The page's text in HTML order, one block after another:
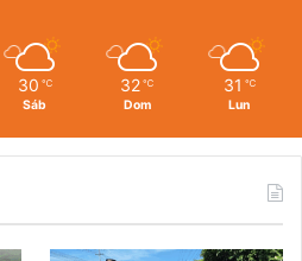
30 ℃
Sáb
32 ℃
Dom
31 ℃
Lun